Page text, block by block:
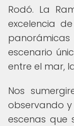
Rodó. La
excelencia
escenario
entre el mar,
Nos
observando
escenas que